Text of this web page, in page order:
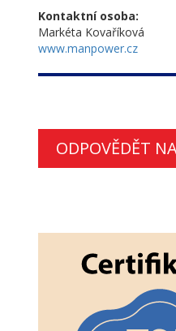
Kontaktní osoba:
Markéta Kovaříková
www.manpower.cz
ODPOVĚDĚT